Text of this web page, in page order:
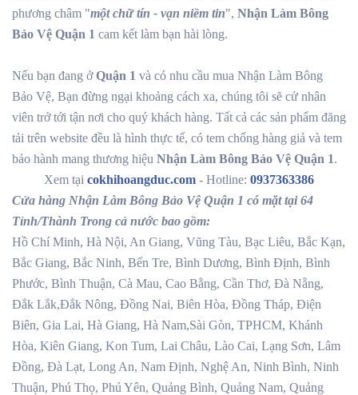
phương châm "một chữ tín - vạn niềm tin", Nhận Làm Bông
Bảo Vệ Quận 1 cam kết làm bạn hài lòng.
Nếu bạn đang ởQuận 1 và có nhu cầu mua Nhận Làm Bông
Bảo Vệ, Bạn đừng ngại khoảng cách xa, chúng tôi sẽ cử nhân
viên trở tới tận nơi cho quý khách hàng. Tất cả các sản phẩm đăng
tải trên website đều là hình thực tế, có tem chống hàng giả và tem
bảo hành mang thương hiệu Nhận Làm Bông Bảo Vệ Quận 1.
Xem tại cokhihoangduc.com - Hotline: 0937363386
Cửa hàng Nhận Làm Bông Bảo Vệ Quận 1 có mặt tại 64
Tỉnh/Thành Trong cả nước bao gồm:
Hồ Chí Minh, Hà Nội, An Giang, Vũng Tàu, Bạc Liêu, Bắc Kạn,
Bắc Giang, Bắc Ninh, Bến Tre, Bình Dương, Bình Định, Bình
Phước, Bình Thuận, Cà Mau, Cao Bằng, Cần Thơ, Đà Nẵng,
Đắk Lắk,Đắk Nông, Đồng Nai, Biên Hòa, Đồng Tháp, Điện
Biên, Gia Lai, Hà Giang, Hà Nam,Sài Gòn, TPHCM, Khánh
Hòa, Kiên Giang, Kon Tum, Lai Châu, Lào Cai, Lạng Sơn, Lâm
Đồng, Đà Lạt, Long An, Nam Định, Nghệ An, Ninh Bình, Ninh
Thuận, Phú Thọ, Phú Yên, Quảng Bình, Quảng Nam, Quảng